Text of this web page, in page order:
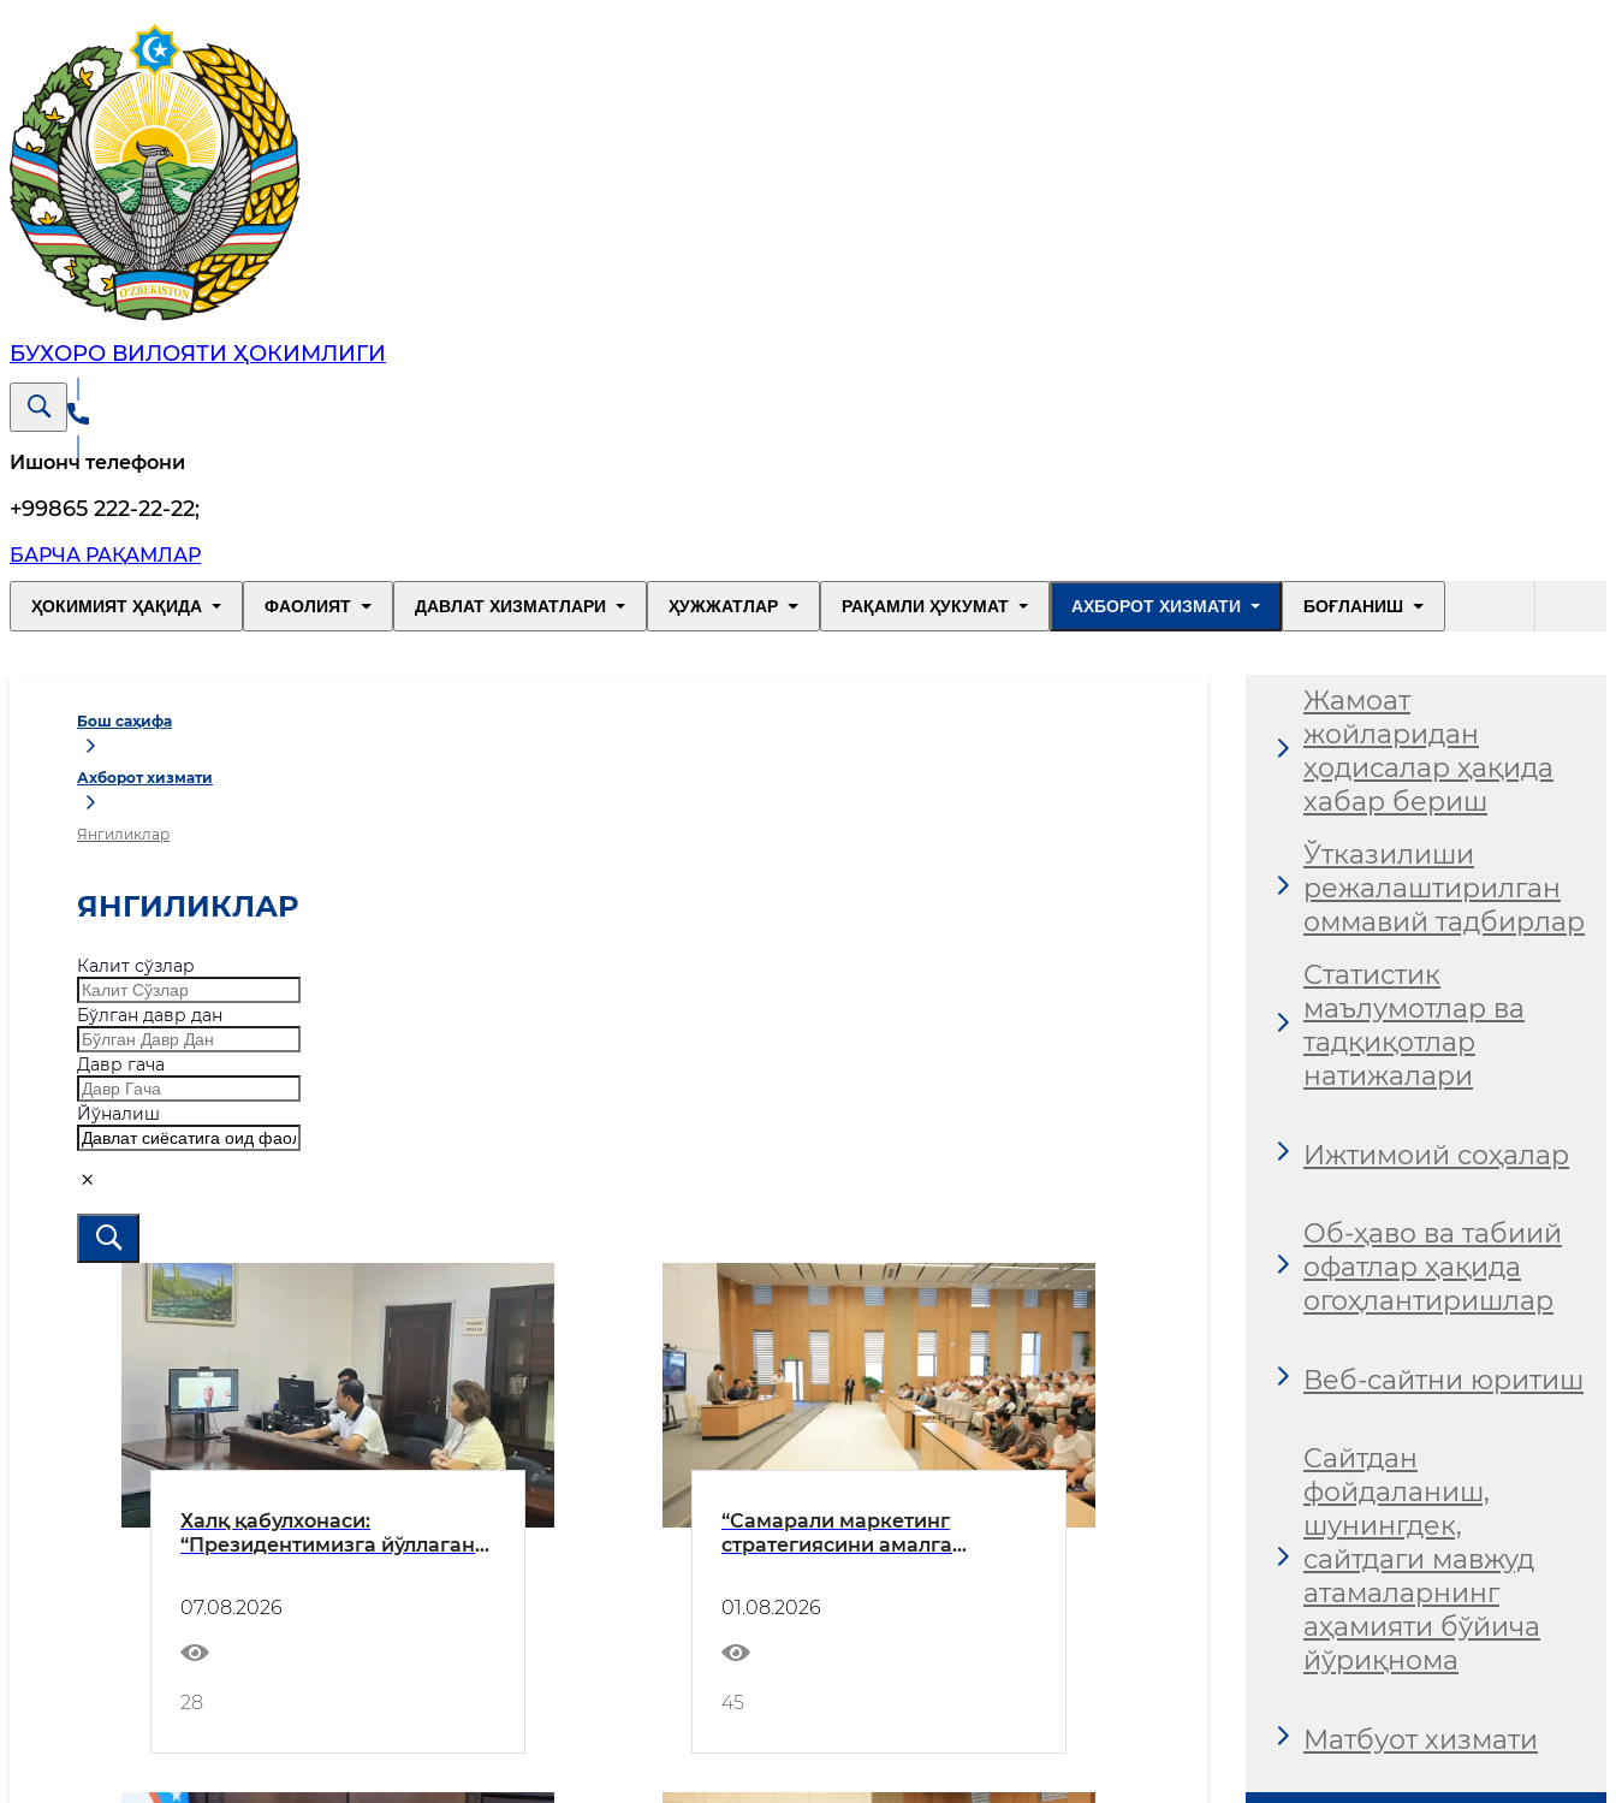
БУХОРО ВИЛОЯТИ ҲОКИМЛИГИ
Ишонч телефони
+99865 222-22-22;
БАРЧА РАҚАМЛАР
ҲОКИМИЯТ ҲАҚИДА ФАОЛИЯТ ДАВЛАТ ХИЗМАТЛАРИ ҲУЖЖАТЛАР РАҚАМЛИ ҲУКУМАТ АХБОРОТ ХИЗМАТИ БОҒЛАНИШ
Бош саҳифа
Ахборот хизмати
Янгиликлар
ЯНГИЛИКЛАР
Калит сўзлар
Бўлган давр дан
Давр гача
Йўналиш
Халқ қабулхонаси:
“Президентимизга йўллаган
07.08.2026
28
“Самарали маркетинг
стратегиясини амалга
01.08.2026
45
Жамоат
жойларидан
ҳодисалар ҳақида
хабар бериш
Ўтказилиши
режалаштирилган
оммавий тадбирлар
Статистик
маълумотлар ва
тадқиқотлар
натижалари
Ижтимоий соҳалар
Об-ҳаво ва табиий
офатлар ҳақида
огоҳлантиришлар
Веб-сайтни юритиш
Сайтдан
фойдаланиш,
шунингдек,
сайтдаги мавжуд
атамаларнинг
аҳамияти бўйича
йўриқнома
Матбуот хизмати